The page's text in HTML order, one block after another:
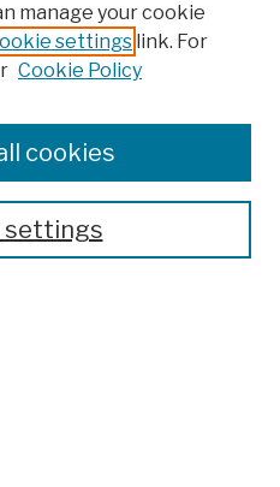
manage your cookie
settings link. For
Cookie Policy
settings
cookies